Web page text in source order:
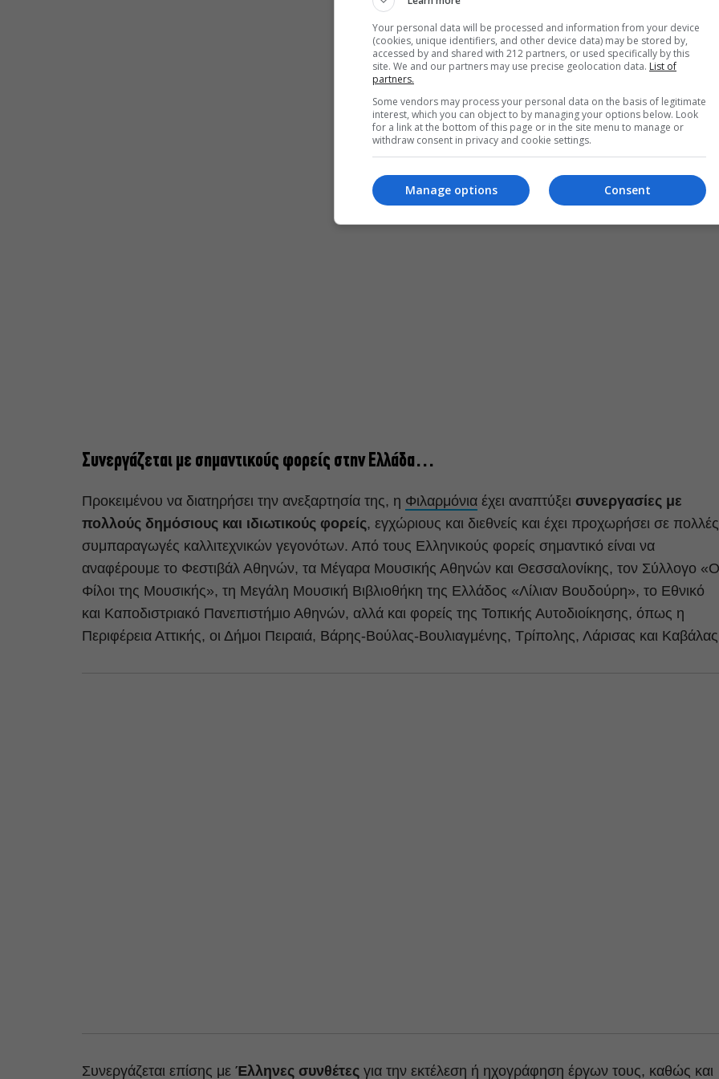
Συνεργάζεται με σημαντικούς φορείς στην Ελλάδα…
Προκειμένου να διατηρήσει την ανεξαρτησία της, η Φιλαρμόνια έχει αναπτύξει συνεργασίες με
πολλούς δημόσιους και ιδιωτικούς φορείς, εγχώριους και διεθνείς και έχει προχωρήσει σε πολλές
συμπαραγωγές καλλιτεχνικών γεγονότων. Από τους Ελληνικούς φορείς σημαντικό είναι να
αναφέρουμε το Φεστιβάλ Αθηνών, τα Μέγαρα Μουσικής Αθηνών και Θεσσαλονίκης, τον Σύλλογο
Φίλοι της Μουσικής», τη Μεγάλη Μουσική Βιβλιοθήκη της Ελλάδος «Λίλιαν Βουδούρη», το Εθνικό
και Καποδιστριακό Πανεπιστήμιο Αθηνών, αλλά και φορείς της Τοπικής Αυτοδιοίκησης, όπως η
Περιφέρεια Αττικής, οι Δήμοι Πειραιά, Βάρης-Βούλας-Βουλιαγμένης, Τρίπολης, Λάρισας και
Συνεργάζεται επίσης με Έλληνες συνθέτες για την εκτέλεση ή ηχογράφηση έργων τους, καθώς και
Your personal data will be processed and information from your device
(cookies, unique identifiers, and other device data) may be stored by,
accessed by and shared with 212 partners, or used specifically by this
site. We and our partners may use precise geolocation data. List of
partners.
Some vendors may process your personal data on the basis of legitimate
interest, which you can object to by managing your options below. Look
for a link at the bottom of this page or in the site menu to manage or
withdraw consent in privacy and cookie settings.
Consent
Manage options